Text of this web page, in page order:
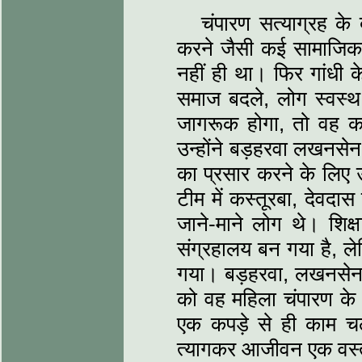
चंपारण सत्‍याग्रह के
करने जैसी कई
नहीं ही था। फिर
समाज बदले, लोग
जागरूक होगा, तो वह
उन्होंने बड़हरवा
का प्रसार करने के लिए
टीम में कस्तूरबा,
जाने-माने लोग थे।
संग्रहालय बन गया है,
गया। बड़हरवा,
को वह महिला चंपारण
एक कपड़े से ही काम
त्‍यागकर आजीवन एक